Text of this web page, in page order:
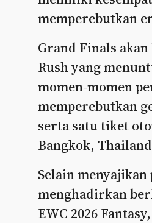
memperebutkan
Grand Finals
Rush yang
momen-momen
memperebutkan
serta satu tiket
Bangkok,
Selain
menghadirkan
EWC 2026